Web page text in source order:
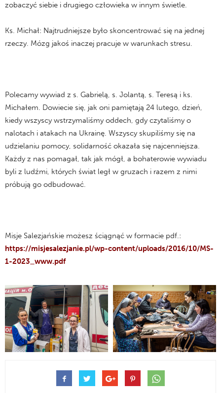
zobaczyć siebie i drugiego człowieka w innym świetle.
Ks. Michał: Najtrudniejsze było skoncentrować się na jednej
rzeczy. Mózg jakoś inaczej pracuje w warunkach stresu.
Polecamy wywiad z s. Gabrielą, s. Jolantą, s. Teresą i ks.
Michałem. Dowiecie się, jak oni pamiętają 24 lutego, dzień,
kiedy wszyscy wstrzymaliśmy oddech, gdy czytaliśmy o
nalotach i atakach na Ukrainę. Wszyscy skupiliśmy się na
udzielaniu pomocy, solidarność okazała się najcenniejsza.
Każdy z nas pomagał, tak jak mógł, a bohaterowie wywiadu
byli z ludźmi, których świat legł w gruzach i razem z nimi
próbują go odbudować.
Misje Salezjańskie możesz ściągnąć w formacie pdf.:
https://misjesalezjanie.pl/wp-content/uploads/2016/10/MS-
1-2023_www.pdf